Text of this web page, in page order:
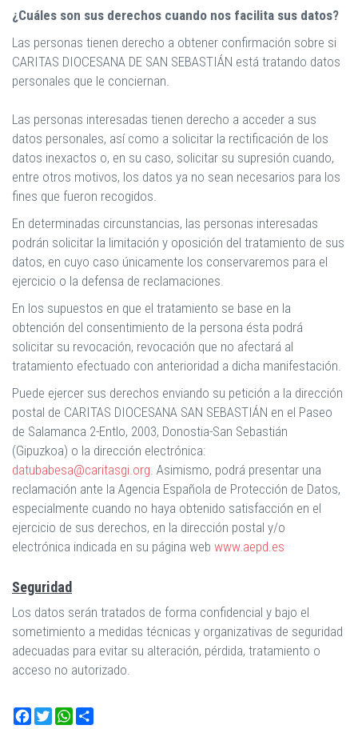
¿Cuáles son sus derechos cuando nos facilita sus datos?
Las personas tienen derecho a obtener confirmación sobre si
CARITAS DIOCESANA DE SAN SEBASTIÁN está tratando datos
personales que le conciernan.
Las personas interesadas tienen derecho a acceder a sus
datos personales, así como a solicitar la rectificación de los
datos inexactos o, en su caso, solicitar su supresión cuando,
entre otros motivos, los datos ya no sean necesarios para los
fines que fueron recogidos.
En determinadas circunstancias, las personas interesadas
podrán solicitar la limitación y oposición del tratamiento de sus
datos, en cuyo caso únicamente los conservaremos para el
ejercicio o la defensa de reclamaciones.
En los supuestos en que el tratamiento se base en la
obtención del consentimiento de la persona ésta podrá
solicitar su revocación, revocación que no afectará al
tratamiento efectuado con anterioridad a dicha manifestación.
Puede ejercer sus derechos enviando su petición a la dirección
postal de CARITAS DIOCESANA SAN SEBASTIÁN en el Paseo
de Salamanca 2-Entlo, 2003, Donostia-San Sebastián
(Gipuzkoa) o la dirección electrónica:
datubabesa@caritasgi.org. Asimismo, podrá presentar una
reclamación ante la Agencia Española de Protección de Datos,
especialmente cuando no haya obtenido satisfacción en el
ejercicio de sus derechos, en la dirección postal y/o
electrónica indicada en su página web www.aepd.es
Seguridad
Los datos serán tratados de forma confidencial y bajo el
sometimiento a medidas técnicas y organizativas de seguridad
adecuadas para evitar su alteración, pérdida, tratamiento o
acceso no autorizado.
Facebook
TwitterWhatsApp